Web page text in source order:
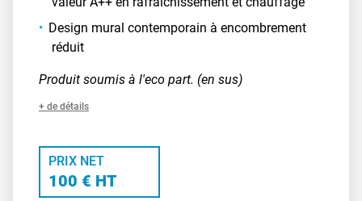
Design mural contemporain à encombrement
réduit
Produit soumis à l'eco part. (en sus)
+ de détails
PRIX NET
100 € HT